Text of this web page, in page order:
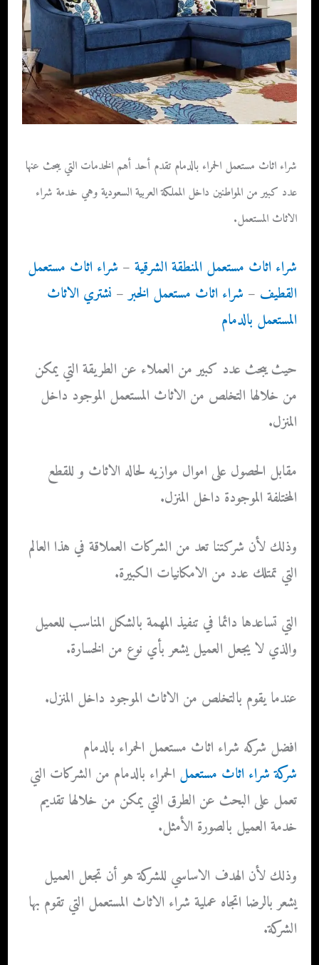
شراء اثاث مستعمل الحمراء بالدمام تقدم أحد أهم الخدمات التي يبحث عنها
عدد كبير من المواطنين داخل المملكة العربية السعودية وهي خدمة شراء
الاثاث المستعمل.
شراء اثاث مستعمل المنطقة الشرقية– شراء اثاث مستعمل
القطيف – شراء اثاث مستعمل الخبر– نشتري الاثاث
المستعمل بالدمام
حيث يبحث عدد كبير من العملاء عن الطريقة التي يمكن
من خلالها التخلص من الاثاث المستعمل الموجود داخل
المنزل.
مقابل الحصول على اموال موازيه لحاله الاثاث و للقطع
المختلفة الموجودة داخل المنزل.
وذلك لأن شركتنا تعد من الشركات العملاقة في هذا العالم
التي تمتلك عدد من الامكانيات الكبيرة.
التي تساعدها دائما في تنفيذ المهمة بالشكل المناسب للعميل
والذي لا يجعل العميل يشعر بأي نوع من الخسارة.
عندما يقوم بالتخلص من الاثاث الموجود داخل المنزل.
افضل شركه شراء اثاث مستعمل الحمراء بالدمام
شركة شراء اثاث مستعمل الحمراء بالدمام من الشركات التي
تعمل على البحث عن الطرق التي يمكن من خلالها تقديم
خدمة العميل بالصورة الأمثل.
وذلك لأن الهدف الاساسي للشركة هو أن تجعل العميل
يشعر بالرضا اتجاه عملية شراء الاثاث المستعمل التي تقوم بها
الشركة.